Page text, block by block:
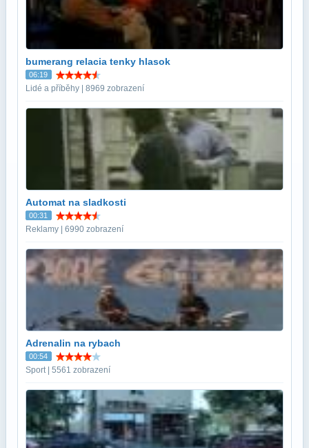
bumerang relacia tenky hlasok
06:19
Lidé a příběhy | 8969 zobrazení
Automat na sladkosti
00:31
Reklamy | 6990 zobrazení
Adrenalin na rybach
00:54
Sport | 5561 zobrazení